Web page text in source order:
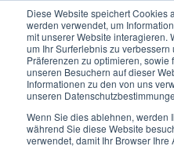
Diese Website speichert Cookies
werden verwendet, um
mit unserer Website interagieren.
um Ihr Surferlebnis zu
Präferenzen zu optimieren,
unseren Besuchern auf dieser
Informationen zu den von uns
unseren
Wenn Sie dies ablehnen, werden
während Sie diese Website
verwendet, damit Ihr Browser Ihre